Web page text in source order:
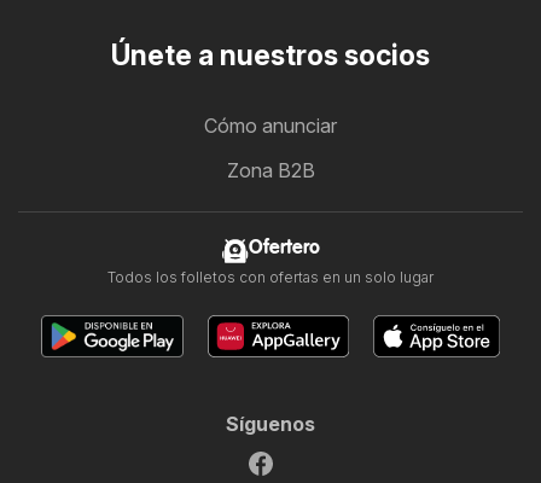
Únete a nuestros socios
Cómo anunciar
Zona B2B
Ofertero
Todos los folletos con ofertas en un solo lugar
Síguenos